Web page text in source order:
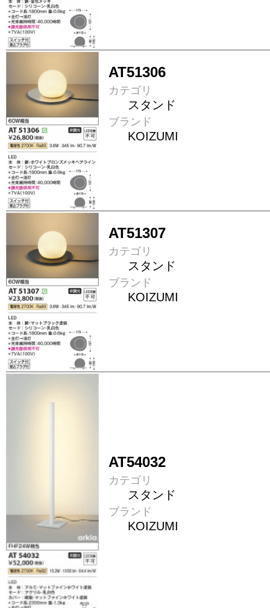
AT51306
カテゴリ
スタンド
ブランド
KOIZUMI
AT51307
カテゴリ
スタンド
ブランド
KOIZUMI
AT54032
カテゴリ
スタンド
ブランド
KOIZUMI